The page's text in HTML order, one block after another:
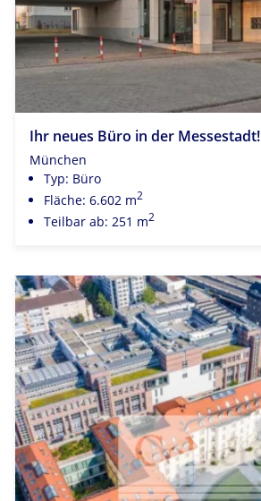
Ihr neues Büro in der Messestadt!
München
Typ: Büro
Fläche: 6.602 m2
Teilbar ab: 251 m2